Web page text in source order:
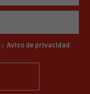
yAviso de privacidad .